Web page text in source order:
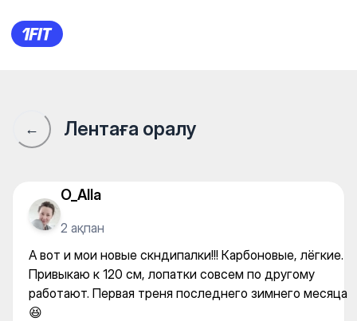
А вот и мои новые
← Лентаға оралу
O_Alla
2 ақпан
А вот и мои новые скндипалки!!! Карбоновые, лёгкие.
Привыкаю к 120 см, лопатки совсем по другому
работают. Первая треня последнего зимнего месяца
😆